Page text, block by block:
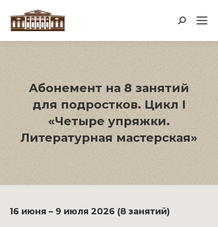
Поиск:
Абонемент на 8 занятий
для подростков. Цикл I
«Четыре упряжки.
Литературная мастерская»
16 июня – 9 июля 2026 (8 занятий)